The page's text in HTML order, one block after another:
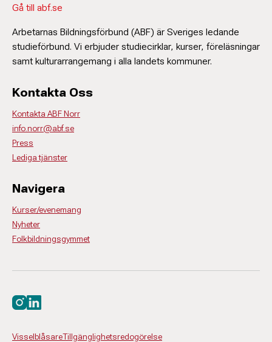
Gå till abf.se
Arbetarnas Bildningsförbund (ABF) är Sveriges ledande
studieförbund. Vi erbjuder studiecirklar, kurser, föreläsningar
samt kulturarrangemang i alla landets kommuner.
Kontakta Oss
Kontakta ABF Norr
info.norr@abf.se
Press
Lediga tjänster
Navigera
Kurser/evenemang
Nyheter
Folkbildningsgymmet
VisselblåsareTillgänglighetsredogörelse
Besök oss på instagram
Besök oss på linkedin